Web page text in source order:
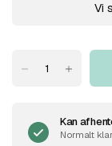
Vi
Kan
Normalt